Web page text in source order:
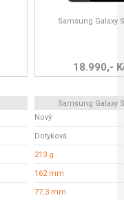
Samsung Galaxy
18.990,-
Samsung Galaxy
Nový
Dotyková
213 g
162 mm
77,3 mm